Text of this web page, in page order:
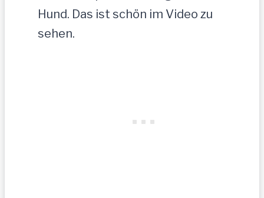
Hund. Das ist schön im Video zu
sehen.